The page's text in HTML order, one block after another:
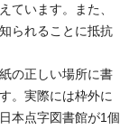
ています。また、
られることに抵抗
の正しい場所に書
。実際には枠外に
本点字図書館が1個